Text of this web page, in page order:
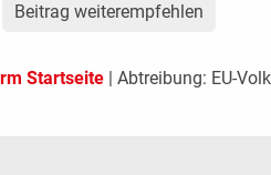
Beitrag weiterempfehlen
Startseite | Abtreibung: EU-